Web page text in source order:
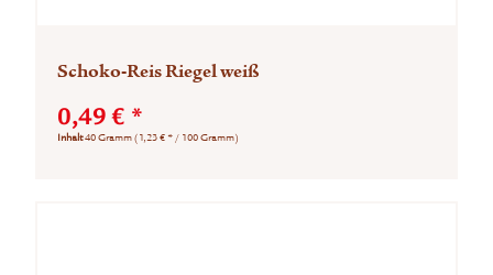
Schoko-Reis Riegel weiß
0,49 € *
Inhalt40 Gramm(1,23 € * / 100 Gramm)